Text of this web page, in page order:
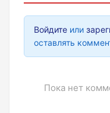
Войдите или
оставлять
Пока нет